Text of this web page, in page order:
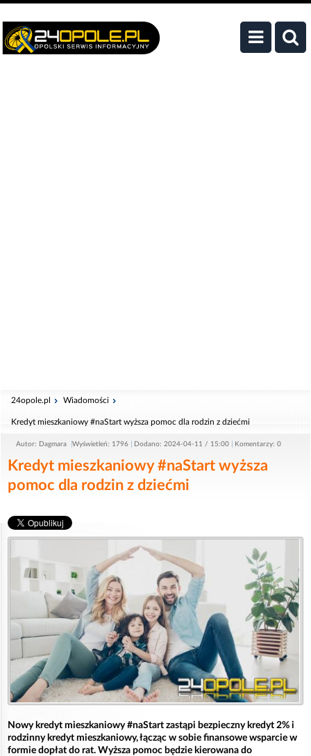
24opole.pl Wiadomości
Kredyt mieszkaniowy #naStart wyższa pomoc dla rodzin z dziećmi
Autor: Dagmara Wyświetleń: 1796 Dodano: 2024-04-11 / 15:00 Komentarzy: 0
Kredyt mieszkaniowy #naStart wyższa
pomoc dla rodzin z dziećmi
Nowy kredyt mieszkaniowy #naStart zastąpi bezpieczny kredyt 2% i
rodzinny kredyt mieszkaniowy, łącząc w sobie finansowe wsparcie w
formie dopłat do rat. Wyższa pomoc będzie kierowana do